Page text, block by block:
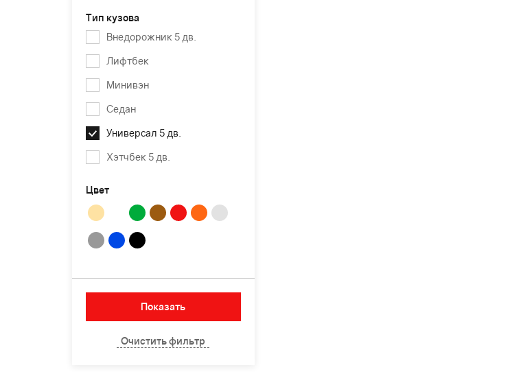
Тип кузова
Внедорожник 5 дв.
Лифтбек
Минивэн
Седан
Универсал 5 дв.
Хэтчбек 5 дв.
Цвет